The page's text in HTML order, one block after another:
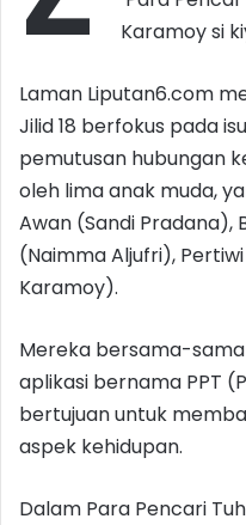
Karamoy si
Laman Liputan6.com
Jilid 18 berfokus pada
pemutusan hubungan
oleh lima anak muda,
Awan (Sandi Pradana),
(Naimma Aljufri),
Karamoy).
Mereka bersama-
aplikasi bernama PPT
bertujuan untuk
aspek kehidupan.
Dalam Para Pencari